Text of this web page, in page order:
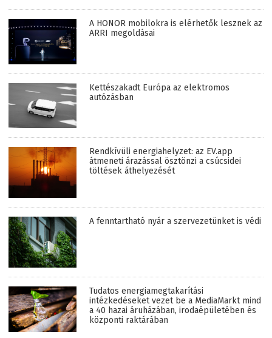
A HONOR mobilokra is elérhetők lesznek az
ARRI megoldásai
Kettészakadt Európa az elektromos
autózásban
Rendkívüli energiahelyzet: az EV.app
átmeneti árazással ösztönzi a csúcsidei
töltések áthelyezését
A fenntartható nyár a szervezetünket is védi
Tudatos energiamegtakarítási
intézkedéseket vezet be a MediaMarkt mind
a 40 hazai áruházában, irodaépületében és
központi raktárában